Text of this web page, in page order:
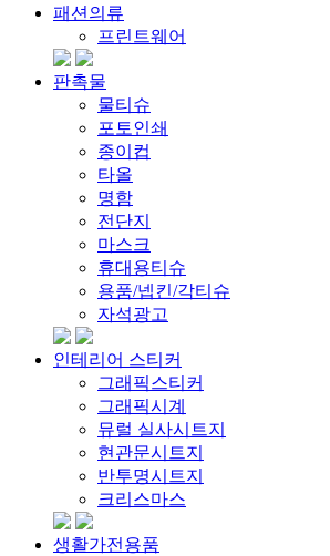
패션의류
프린트웨어
판촉물
물티슈
포토인쇄
종이컵
타올
명함
전단지
마스크
휴대용티슈
용품/넵킨/각티슈
자석광고
인테리어 스티커
그래픽스티커
그래픽시계
뮤럴 실사시트지
현관문시트지
반투명시트지
크리스마스
생활가전용품